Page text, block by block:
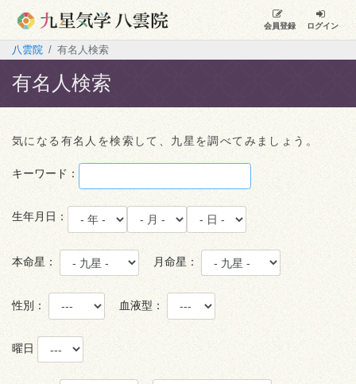
会員登録 ログイン
八雲院 有名人検索
有名人検索
気になる有名人を検索して、九星を調べてみましょう。
キーワード：
生年月日：
本命星： 月命星：
性別： 血液型：
曜日